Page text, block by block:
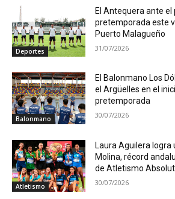
Deportes
El Antequera ante
pretemporada este
Puerto Malagueño
31/07/2026
Balonmano
El Balonmano Los
el Argüelles en el
pretemporada
30/07/2026
Atletismo
Laura Aguilera logra
Molina, récord
de Atletismo
30/07/2026